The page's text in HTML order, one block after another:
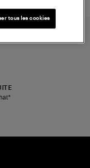
tous les cookies